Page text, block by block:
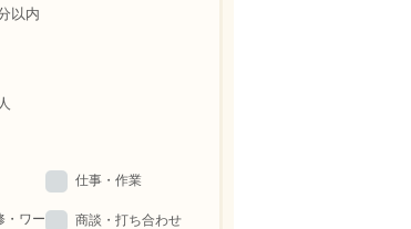
以内
人
仕事・作業
・ワー
商談・打ち合わせ